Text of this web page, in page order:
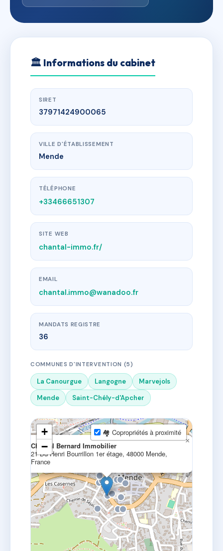
🏛 Informations du cabinet
SIRET
37971424900065
VILLE D'ÉTABLISSEMENT
Mende
TÉLÉPHONE
+33466651307
SITE WEB
chantal-immo.fr/
EMAIL
chantal.immo@wanadoo.fr
MANDATS REGISTRE
36
COMMUNES D'INTERVENTION (5)
La Canourgue Langogne
Marvejols
Mende
Saint-Chély-d'Apcher
Chantal Bernard Immobilier
21 Bd Henri Bourrillon 1er étage, 48000 Mende,
France
×
+
−
🏘 Copropriétés à proximité